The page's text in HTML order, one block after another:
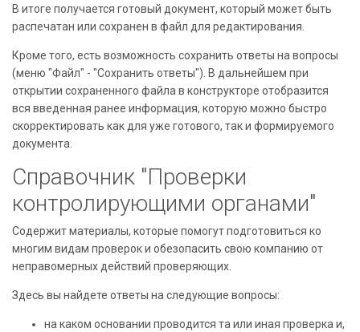
В итоге получается готовый документ, который может быть
распечатан или сохранен в файл для редактирования.
Кроме того, есть возможность сохранить ответы на вопросы
(меню "Файл" - "Сохранить ответы"). В дальнейшем при
открытии сохраненного файла в конструкторе отобразится
вся введенная ранее информация, которую можно быстро
скорректировать как для уже готового, так и формируемого
документа.
Справочник "Проверки
контролирующими органами"
Содержит материалы, которые помогут подготовиться ко
многим видам проверок и обезопасить свою компанию от
неправомерных действий проверяющих.
Здесь вы найдете ответы на следующие вопросы:
на каком основании проводится та или иная проверка и,